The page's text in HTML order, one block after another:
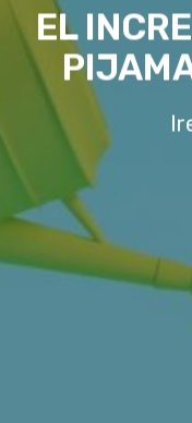
EL